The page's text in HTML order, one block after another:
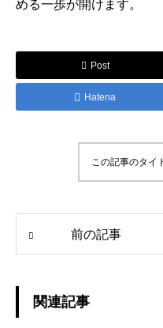
める一歩が開けます。
Post
Hatena
この記事のタイ
前の記事
関連記事